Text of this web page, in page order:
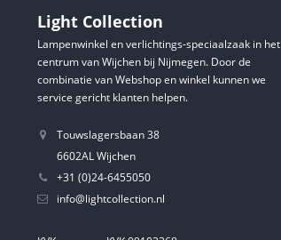
Light Collection
Lampenwinkel en verlichtings-speciaalzaak in het
centrum van Wijchen bij Nijmegen. Door de
combinatie van Webshop en winkel kunnen we
service gericht klanten helpen.
Touwslagersbaan 38
6602AL Wijchen
+31 (0)24-6455050
info@lightcollection.nl